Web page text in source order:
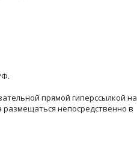
прямой гиперссылкой на
размещаться непосредственно в